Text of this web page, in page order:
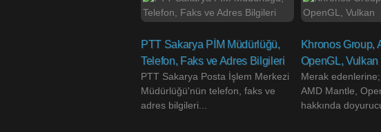
PTT Sakarya PİM Müdürlüğü,
Telefon, Faks ve Adres Bilgileri
PTT Sakarya Posta İşlem Merkezi
Müdürlüğü'nün telefon, faks ve
adres bilgileri...
Khronos Group,
OpenGL, Vulkan
Merak
AMD Mantle,
hakkında